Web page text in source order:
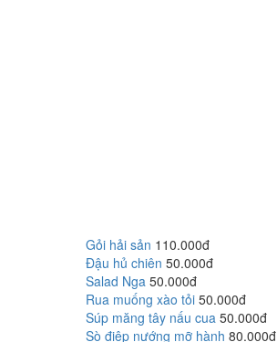
Gỏi hải sản 110.000đ
Đậu hủ chiên 50.000đ
Salad Nga 50.000đ
Rua muống xào tỏi 50.000đ
Súp măng tây nấu cua 50.000đ
Sò điệp nướng mỡ hành 80.000đ